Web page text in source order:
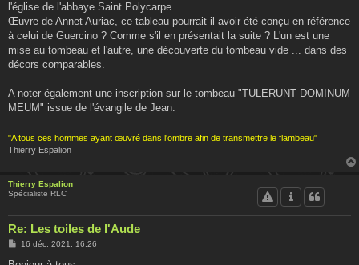
l'église de l'abbaye Saint Polycarpe ...
Œuvre de Annet Auriac, ce tableau pourrait-il avoir été conçu en référence
à celui de Guercino ? Comme s'il en présentait la suite ? L'un est une
mise au tombeau et l'autre, une découverte du tombeau vide ... dans des
décors comparables.
A noter également une inscription sur le tombeau "TULERUNT DOMINUM
MEUM" issue de l'évangile de Jean.
"A tous ces hommes ayant œuvré dans l'ombre afin de transmettre le flambeau"
Thierry Espalion
Thierry Espalion
Spécialiste RLC
Re: Les toiles de l'Aude
M
s
16 déc. 2021, 16:26